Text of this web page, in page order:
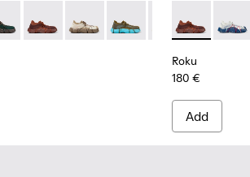
- Brown/Blue Sneaker for Men
014 - Multicolor Textile Sneakers
- K100953-012 - Green Sneaker for Men
Roku - K100953-010 - Burgundy
Roku - K100953-008 - White,
Roku - K100953-007 -
Roku -Roku -
Roku -
Roku
180 €
Add